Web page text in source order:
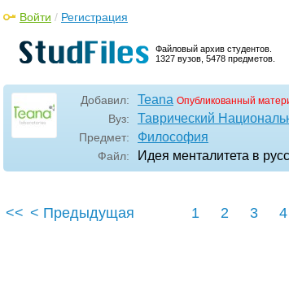
Файловый архив студентов.
1327 вузов, 5478 предметов.
Войти / Регистрация
Добавил: Teana Опубликованный
Вуз: Таврический
Предмет: Философия
Файл: Идея менталитета в
<< < Предыдущая 1 2 3 4